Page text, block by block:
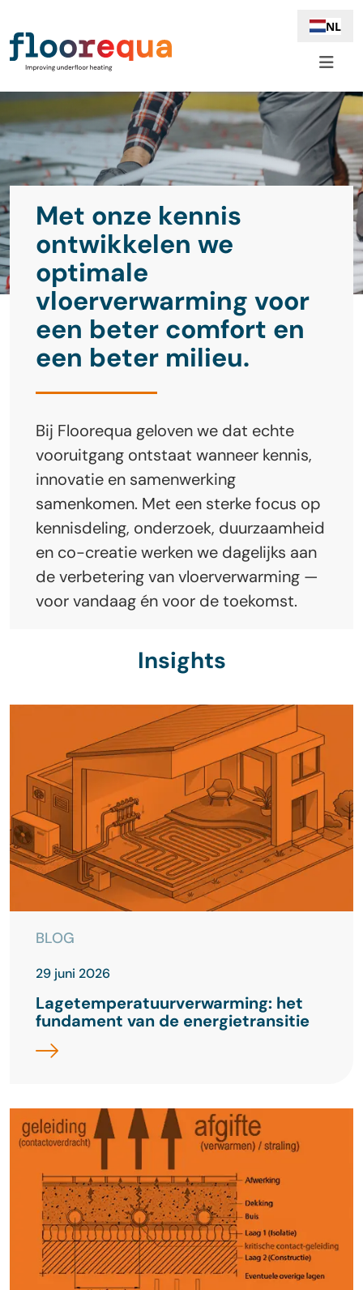
NL
Met onze kennis
ontwikkelen we
optimale
vloerverwarming voor
een beter comfort en
een beter milieu.
Bij Floorequa geloven we dat echte
vooruitgang ontstaat wanneer kennis,
innovatie en samenwerking
samenkomen. Met een sterke focus op
kennisdeling, onderzoek, duurzaamheid
en co-creatie werken we dagelijks aan
de verbetering van vloerverwarming —
voor vandaag én voor de toekomst.
Insights
BLOG
29 juni 2026
Lagetemperatuurverwarming: het
fundament van de energietransitie